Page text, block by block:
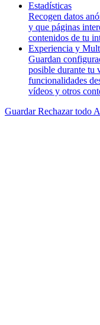
Estadísticas
Recogen datos
y que páginas
contenidos de tu
Experiencia y
Guardan
posible durante tu
funcionalidades
vídeos y otros
GuardarRechazar todo